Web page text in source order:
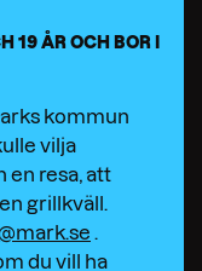
19 ÅR OCH BOR I
kommun
vilja
en resa, att
grillkväll.
.
du vill ha